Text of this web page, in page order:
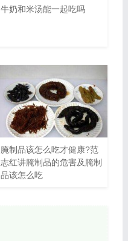
牛奶和米汤能一起吃吗
腌制品该怎么吃才健康?范
志红讲腌制品的危害及腌制
品该怎么吃